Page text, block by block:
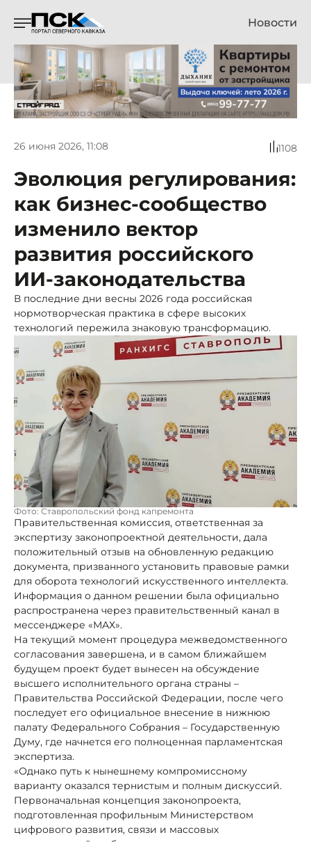
Новости
26 июня 2026, 11:08 1108
Эволюция регулирования:
как бизнес-сообщество
изменило вектор
развития российского
ИИ-законодательства
В последние дни весны 2026 года российская
нормотворческая практика в сфере высоких
технологий пережила знаковую трансформацию.
Фото: Ставропольский фонд капремонта
Правительственная комиссия, ответственная за
экспертизу законопроектной деятельности, дала
положительный отзыв на обновленную редакцию
документа, призванного установить правовые рамки
для оборота технологий искусственного интеллекта.
Информация о данном решении была официально
распространена через правительственный канал в
мессенджере «МАХ».
На текущий момент процедура межведомственного
согласования завершена, и в самом ближайшем
будущем проект будет вынесен на обсуждение
высшего исполнительного органа страны –
Правительства Российской Федерации, после чего
последует его официальное внесение в нижнюю
палату Федерального Собрания – Государственную
Думу, где начнется его полноценная парламентская
экспертиза.
«Однако путь к нынешнему компромиссному
варианту оказался тернистым и полным дискуссий.
Первоначальная концепция законопроекта,
подготовленная профильным Министерством
цифрового развития, связи и массовых